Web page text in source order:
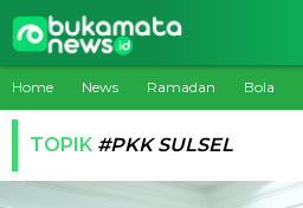
Home News Ramadan Bola
TOPIK #PKK SULSEL